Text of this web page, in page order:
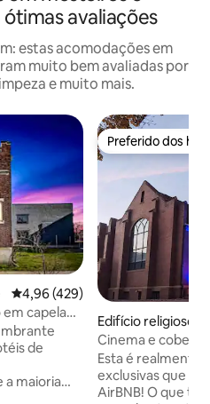
avaliações
estas acomodações em
muito bem avaliadas por
e muito mais.
4,96 de uma avaliação média de
4,96 (429)
capela
de
a maioria
Preferido dos
Preferido dos
Edifício religioso ⋅
gton
Cinema e
século XIX
Esta é realmente
exclusivas que
AirBNB! O que